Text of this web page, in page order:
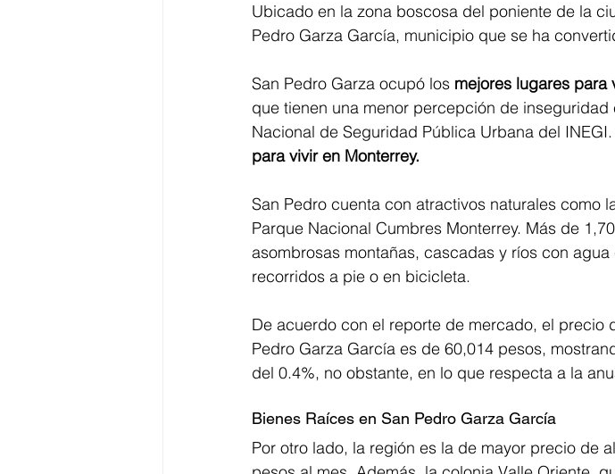
Ubicado en la zona boscosa del poniente de la
Pedro Garza García, municipio que se ha
San Pedro Garza ocupó los mejores lugares para
que tienen una menor percepción de
Nacional de Seguridad Pública Urbana del
para vivir en Monterrey.
San Pedro cuenta con atractivos naturales como
Parque Nacional Cumbres Monterrey. Más de
asombrosas montañas, cascadas y ríos con
recorridos a pie o en bicicleta.
De acuerdo con el reporte de mercado, el precio
Pedro Garza García es de 60,014 pesos,
del 0.4%, no obstante, en lo que respecta a la
Bienes Raíces en San Pedro Garza García
Por otro lado, la región es la de mayor precio de